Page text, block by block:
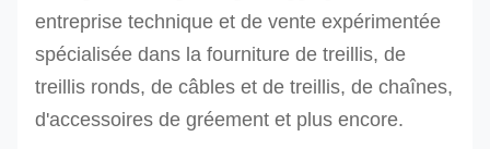
mise en
œuvre
Ressources
8
10
bleu
orange
43
entreprise technique et de vente expérimentée
spécialisée dans la fourniture de treillis, de
treillis ronds, de câbles et de treillis, de chaînes,
d'accessoires de gréement et plus encore.